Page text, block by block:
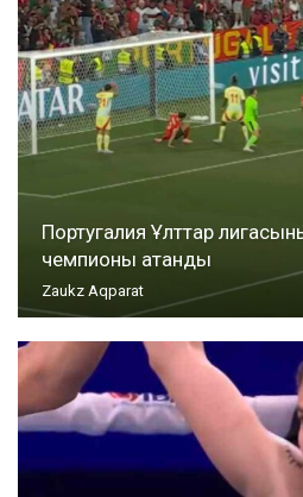
Португалия Ұлттар
чемпионы атанды
Zaukz Aqparat